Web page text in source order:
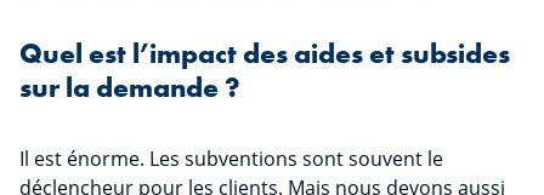
Quel est l’impact des aides et subsides
sur la demande ?
Il est énorme. Les subventions sont souvent le
déclencheur pour les clients. Mais nous devons aussi